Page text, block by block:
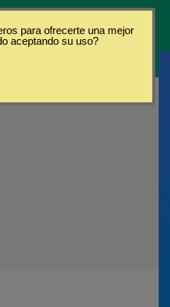
para ofrecerte una mejor
aceptando su uso?